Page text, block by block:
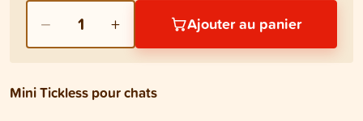
− 1 + Ajouter au panier
Mini Tickless pour chats